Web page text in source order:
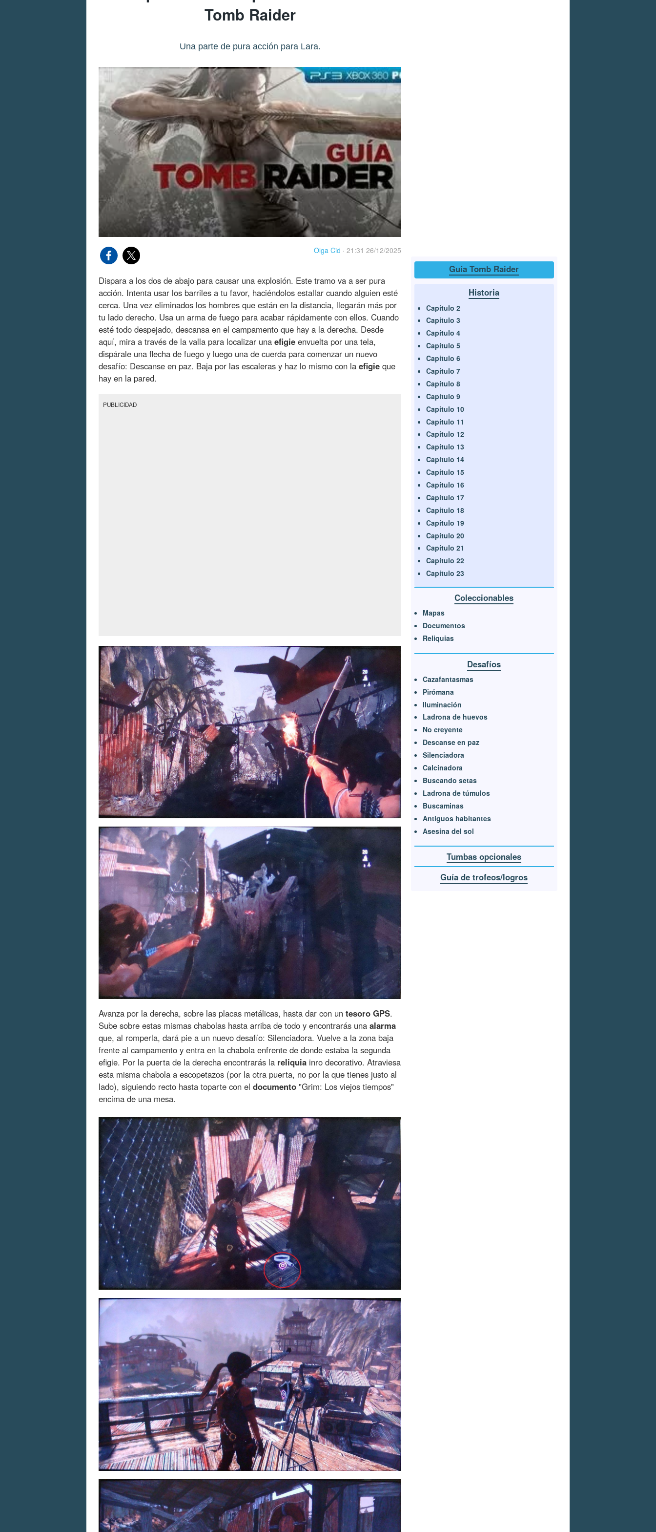
Tomb Raider
Una parte de pura acción para Lara.
Olga Cid · 21:31 26/12/2025
Dispara a los dos de abajo para causar una explosión. Este tramo va a ser pura
acción. Intenta usar los barriles a tu favor, haciéndolos estallar cuando alguien esté
cerca. Una vez eliminados los hombres que están en la distancia, llegarán más por
tu lado derecho. Usa un arma de fuego para acabar rápidamente con ellos. Cuando
esté todo despejado, descansa en el campamento que hay a la derecha. Desde
aquí, mira a través de la valla para localizar una efigie envuelta por una tela,
dispárale una flecha de fuego y luego una de cuerda para comenzar un nuevo
desafío: Descanse en paz. Baja por las escaleras y haz lo mismo con la efigie que
hay en la pared.
PUBLICIDAD
Avanza por la derecha, sobre las placas metálicas, hasta dar con un tesoro GPS.
Sube sobre estas mismas chabolas hasta arriba de todo y encontrarás una alarma
que, al romperla, dará pie a un nuevo desafío: Silenciadora. Vuelve a la zona baja
frente al campamento y entra en la chabola enfrente de donde estaba la segunda
efigie. Por la puerta de la derecha encontrarás la reliquia inro decorativo. Atraviesa
esta misma chabola a escopetazos (por la otra puerta, no por la que tienes justo al
lado), siguiendo recto hasta toparte con el documento "Grim: Los viejos tiempos"
encima de una mesa.
Guía Tomb Raider
Historia
Capítulo 2
Capítulo 3
Capítulo 4
Capítulo 5
Capítulo 6
Capítulo 7
Capítulo 8
Capítulo 9
Capítulo 10
Capítulo 11
Capítulo 12
Capítulo 13
Capítulo 14
Capítulo 15
Capítulo 16
Capítulo 17
Capítulo 18
Capítulo 19
Capítulo 20
Capítulo 21
Capítulo 22
Capítulo 23
Coleccionables
Mapas
Documentos
Reliquias
Desafíos
Cazafantasmas
Pirómana
Iluminación
Ladrona de huevos
No creyente
Descanse en paz
Silenciadora
Calcinadora
Buscando setas
Ladrona de túmulos
Buscaminas
Antiguos habitantes
Asesina del sol
Tumbas opcionales
Guía de trofeos/logros